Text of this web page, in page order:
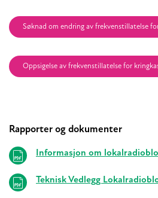
Søknad om endring av frekvenstillatelse
Oppsigelse av frekvenstillatelse for
Rapporter og dokumenter
Informasjon om
Teknisk Vedlegg